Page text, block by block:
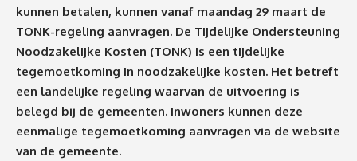
kunnen betalen, kunnen vanaf maandag 29 maart de
TONK-regeling aanvragen. De Tijdelijke Ondersteuning
Noodzakelijke Kosten (TONK) is een tijdelijke
tegemoetkoming in noodzakelijke kosten. Het betreft
een landelijke regeling waarvan de uitvoering is
belegd bij de gemeenten. Inwoners kunnen deze
eenmalige tegemoetkoming aanvragen via de website
van de gemeente.